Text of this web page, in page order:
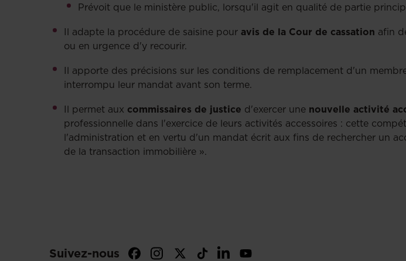
Prévoit que le ministère public, lorsqu'il agit en qualité de partie
Il adapte la procédure de saisine pour avis de la Cour de cassation afin
ou en urgence d'y recourir.
Il apporte des précisions sur les conditions de remplacement d'un
interrompu leur mandat avant son terme.
Il permet aux commissaires de justice d'exercer une nouvelle activité
professionnelle dans l'exercice de leurs activités accessoires : cette
l'administration et en vertu d'un mandat écrit aux fins de rechercher un
de la transaction immobilière ».
Suivez-nous